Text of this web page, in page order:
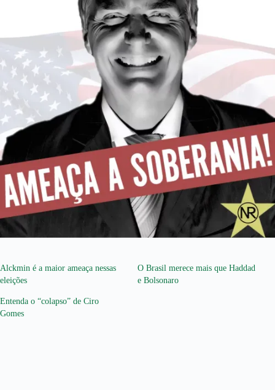
Alckmin é a maior ameaça nessas
eleições
O Brasil merece mais que Haddad
e Bolsonaro
Entenda o “colapso” de Ciro
Gomes